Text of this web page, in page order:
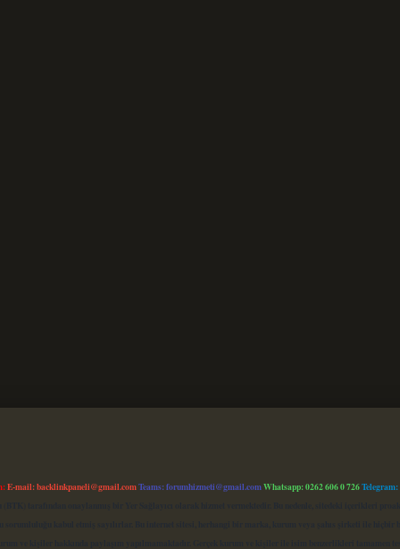
E-mail:backlinkpaneli@gmail.comTeams:forumhizmeti@gmail.comWhatsapp: 0262 606 0 726